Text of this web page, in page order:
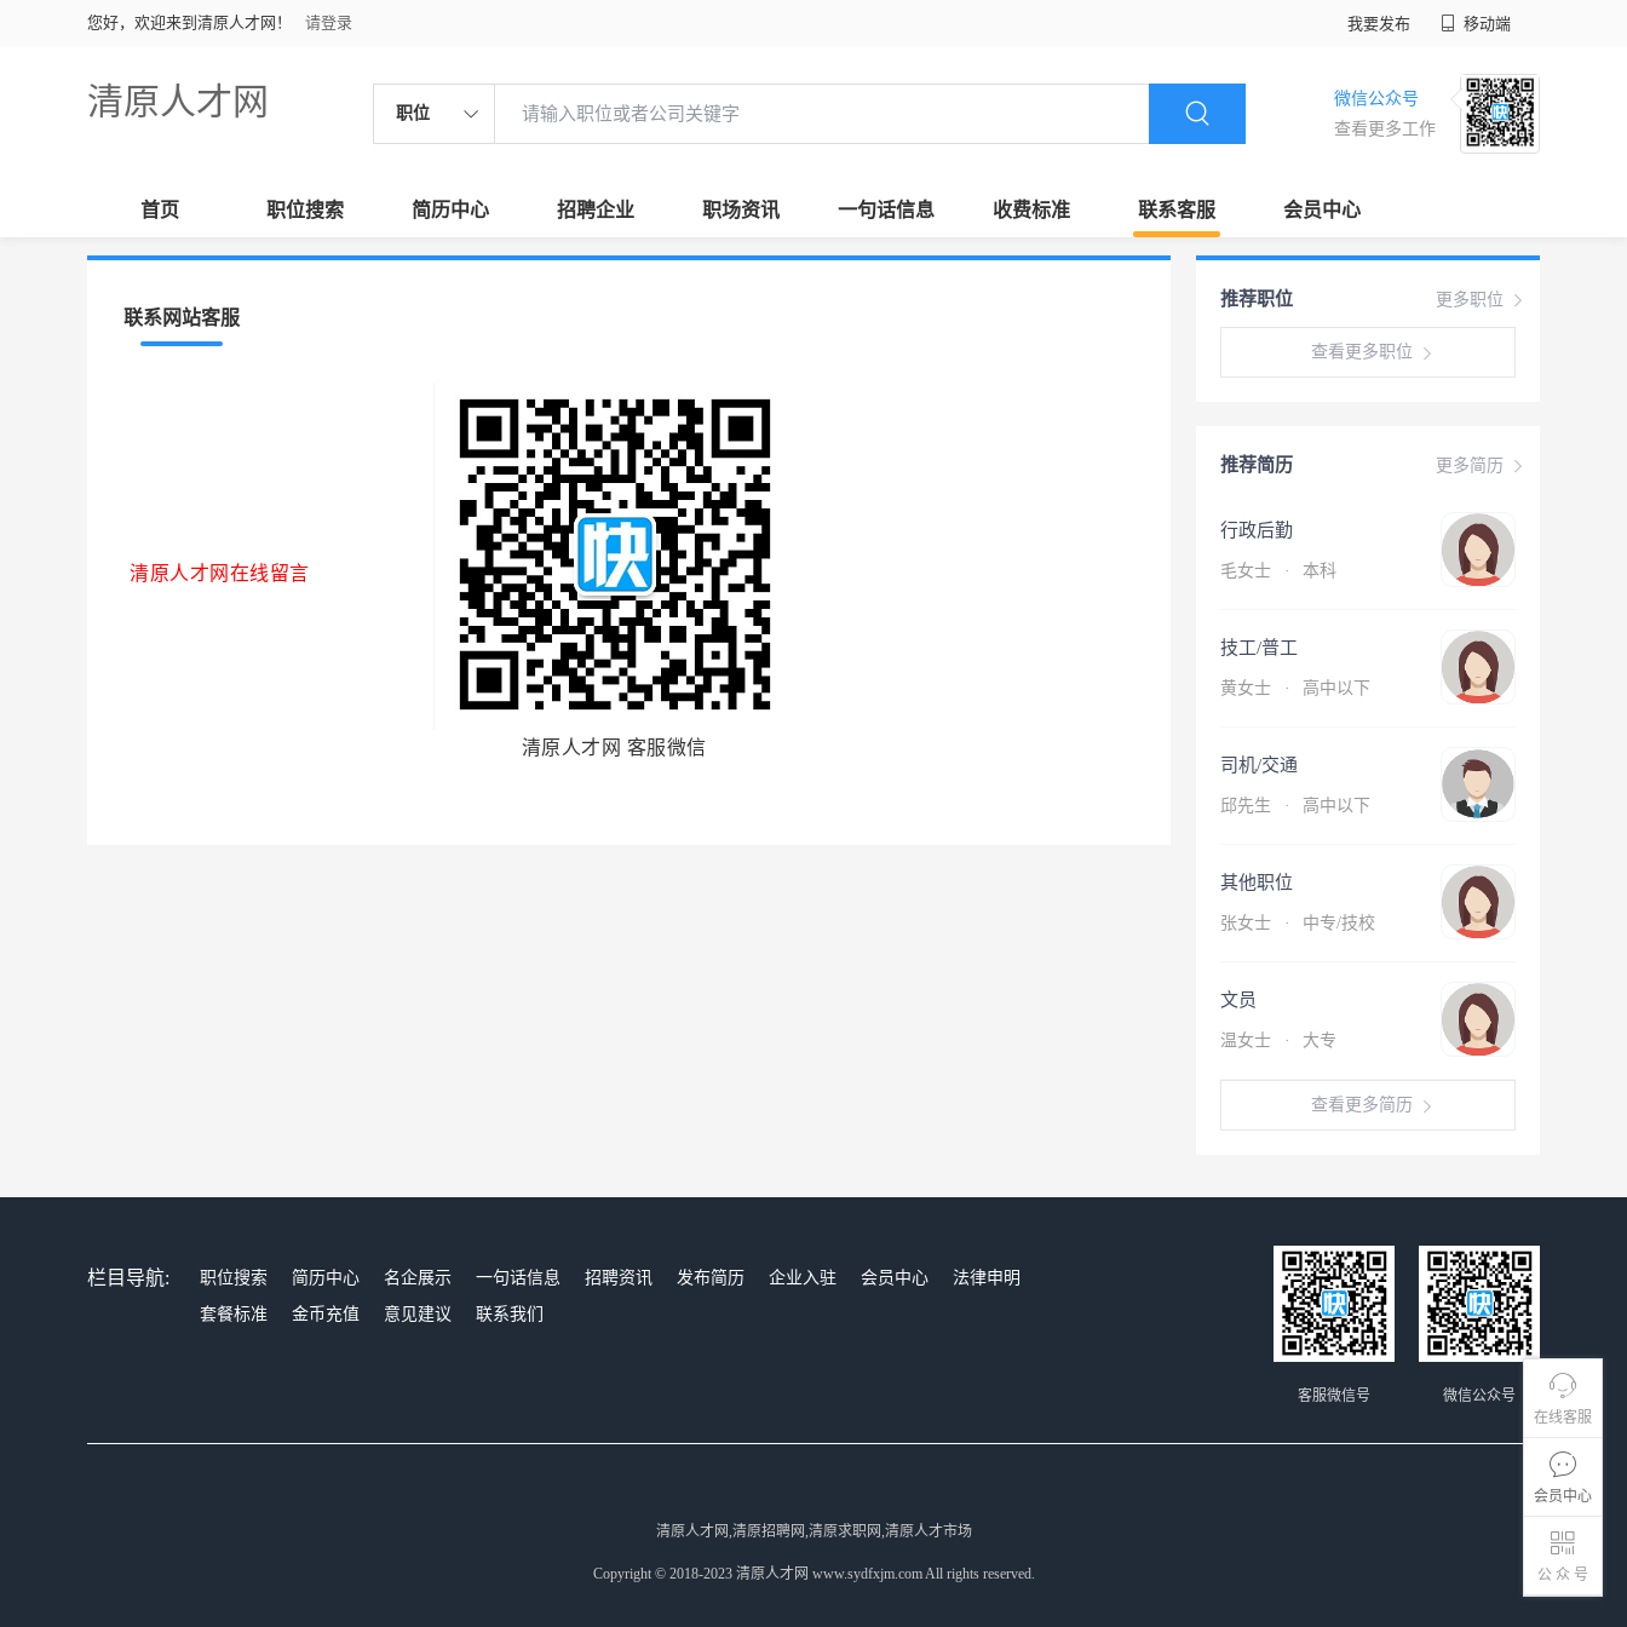
您好，欢迎来到清原人才网！ 请登录 我要发布 移动端
清原人才网 职位
微信公众号
查看更多工作
首页 职位搜索 简历中心 招聘企业 职场资讯 一句话信息 收费标准 联系客服 会员中心
在线客服
会员中心
公 众 号
联系网站客服
清原人才网在线留言
清原人才网 客服微信
更多职位
推荐职位
查看更多职位
更多简历
推荐简历
行政后勤
毛女士 · 本科
技工/普工
黄女士 · 高中以下
司机/交通
邱先生 · 高中以下
其他职位
张女士 · 中专/技校
文员
温女士 · 大专
查看更多简历
栏目导航: 职位搜索 简历中心 名企展示 一句话信息 招聘资讯 发布简历 企业入驻 会员中心
法律申明
套餐标准
金币充值 意见建议 联系我们
微信公众号
客服微信号
清原人才网,清原招聘网,清原求职网,清原人才市场
Copyright © 2018-2023 清原人才网 www.sydfxjm.com All rights reserved.